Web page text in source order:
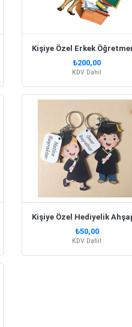
₺200,00
KDV Dahil
₺50,00
KDV Dahil